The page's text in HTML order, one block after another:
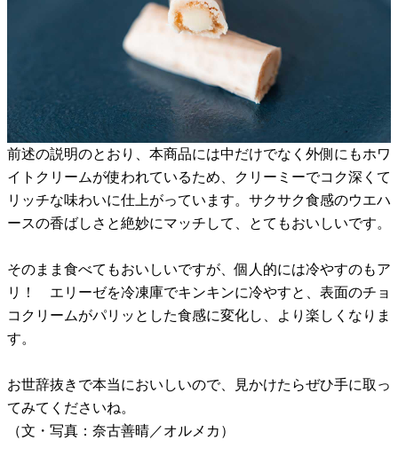
前述の説明のとおり、本商品には中だけでなく外側にもホワ
イトクリームが使われているため、クリーミーでコク深くて
リッチな味わいに仕上がっています。サクサク食感のウエハ
ースの香ばしさと絶妙にマッチして、とてもおいしいです。
そのまま食べてもおいしいですが、個人的には冷やすのもア
リ！ エリーゼを冷凍庫でキンキンに冷やすと、表面のチョ
コクリームがパリッとした食感に変化し、より楽しくなりま
す。
お世辞抜きで本当においしいので、見かけたらぜひ手に取っ
てみてくださいね。
（文・写真：奈古善晴／オルメカ）